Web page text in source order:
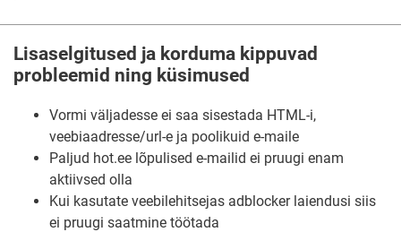
Lisaselgitused ja korduma kippuvad
probleemid ning küsimused
Vormi väljadesse ei saa sisestada HTML-i,
veebiaadresse/url-e ja poolikuid e-maile
Paljud hot.ee lõpulised e-mailid ei pruugi enam
aktiivsed olla
Kui kasutate veebilehitsejas adblocker laiendusi siis
ei pruugi saatmine töötada